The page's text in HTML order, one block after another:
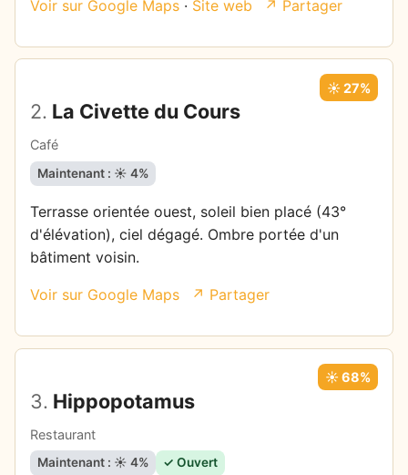
Voir sur Google Maps · Site web ↗ Partager
2. La Civette du Cours
Café
☀️ 27%
Maintenant : ☀️ 4%
Terrasse orientée ouest, soleil bien placé (43°
d'élévation), ciel dégagé. Ombre portée d'un
bâtiment voisin.
Voir sur Google Maps ↗ Partager
3. Hippopotamus
Restaurant
☀️ 68%
Maintenant : ☀️ 4% ✓ Ouvert